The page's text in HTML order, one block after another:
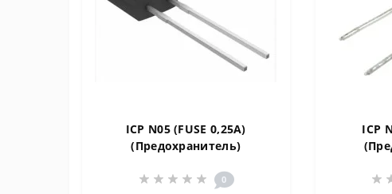
ICP N05 (FUSE 0,25A)
(Предохранитель)
0
ICP